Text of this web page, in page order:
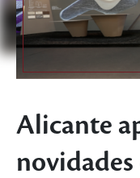
Alicante